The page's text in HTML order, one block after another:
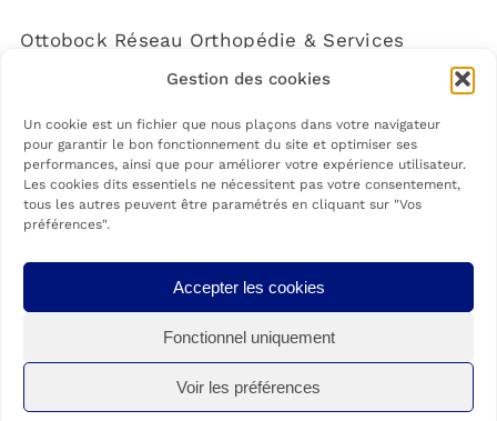
Gestion des cookies
Un cookie est un fichier que nous plaçons dans votre navigateur
pour garantir le bon fonctionnement du site et optimiser ses
performances, ainsi que pour améliorer votre expérience utilisateur.
Les cookies dits essentiels ne nécessitent pas votre consentement,
tous les autres peuvent être paramétrés en cliquant sur "Vos
préférences".
Accepter les cookies
Fonctionnel uniquement
Voir les préférences
Ottobock Réseau Orthopédie & Services
4 Rue de la Réunion,
91940 Les Ulis
Orthopédie & Services, Société par actions simplifiée à associé unique
spécialisée dans la fabrication de matériel médico-chirurgical (Code NAF
3250A). Siège social situé au 4 rue de la Réunion, 91940 LES ULIS.
Immatriculée au RCS le 05-05-2021. Numéro siret : 89901192800012.
Président : M Oliver JAKOBI.
© Copyright 2020 – 2022 | Une réalisationHelloRank (s’ouvre dans un